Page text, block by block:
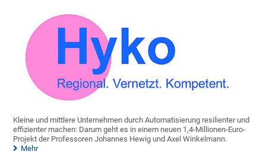
Kleine und mittlere Unternehmen durch Automatisierung resilienter und
effizienter machen: Darum geht es in einem neuen 1,4-Millionen-Euro-
Projekt der Professoren Johannes Hewig und Axel Winkelmann.
Mehr